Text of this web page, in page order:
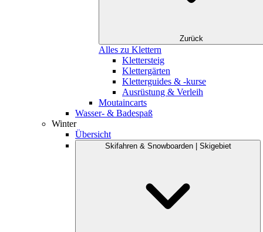
Zurück
Alles zu Klettern
Klettersteig
Klettergärten
Kletterguides & -kurse
Ausrüstung & Verleih
Moutaincarts
Wasser- & Badespaß
Winter
Übersicht
Skifahren & Snowboarden | Skigebiet